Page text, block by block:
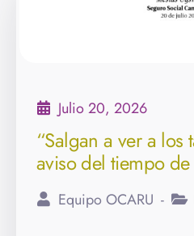
Julio 20, 2026
“Salgan a ver a los
aviso del tiempo
Equipo OCARU